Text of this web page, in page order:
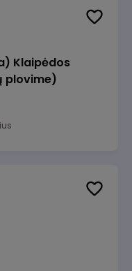
Klaipėdos
plovime)